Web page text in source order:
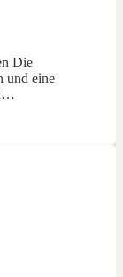
Die
und eine